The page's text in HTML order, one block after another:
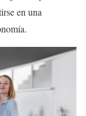
en una